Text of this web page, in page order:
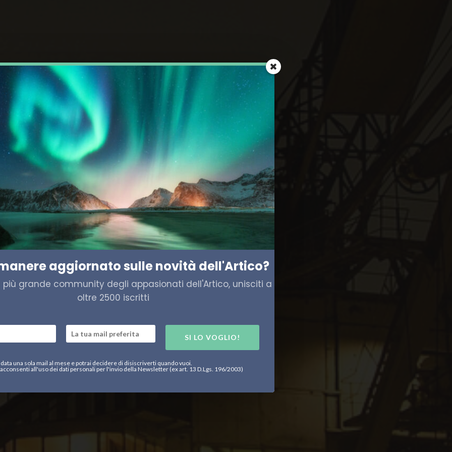
Terre Rare
aggiornato sulle novità dell'Artico?
più grande community degli appasionati dell'Artico, unisciti a
oltre 2500 iscritti
SI LO VOGLIO!
una sola mail al mese e potrai decidere di disiscriverti quando vuoi.
all'uso dei dati personali per l'invio della Newsletter (ex art. 13 D.Lgs. 196/2003)